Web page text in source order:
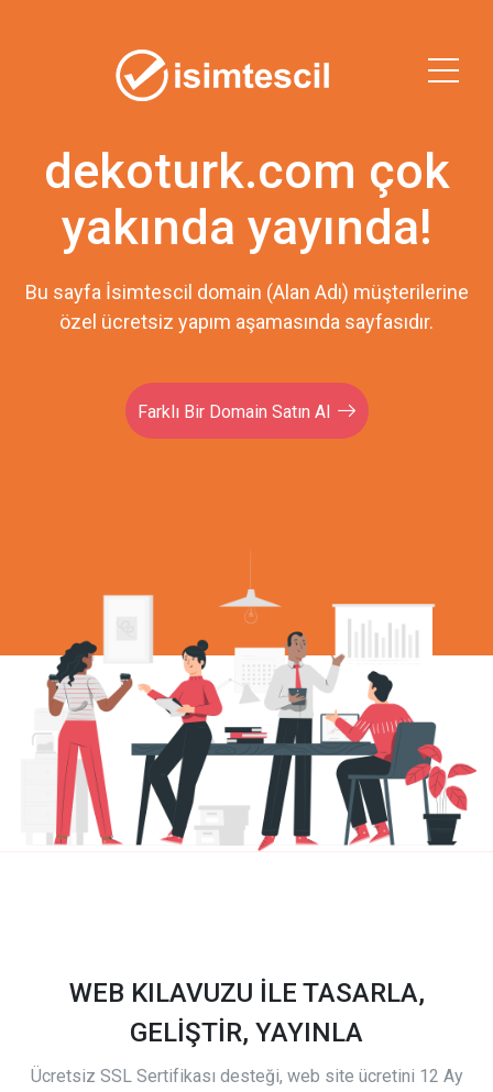
dekoturk.com çok
yakında yayında!
Bu sayfa İsimtescil domain (Alan Adı) müşterilerine
özel ücretsiz yapım aşamasında sayfasıdır.
Farklı Bir Domain Satın Al
WEB KILAVUZU İLE TASARLA,
GELİŞTİR, YAYINLA
Ücretsiz SSL Sertifikası desteği, web site ücretini 12 Ay